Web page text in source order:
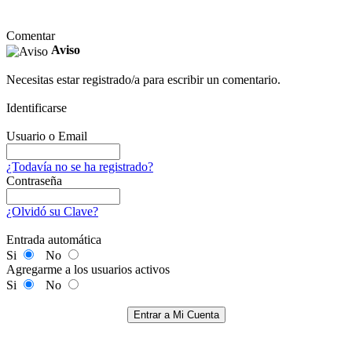
Comentar
Aviso
Necesitas estar registrado/a para escribir un comentario.
Identificarse
Usuario o Email
¿Todavía no se ha registrado?
Contraseña
¿Olvidó su Clave?
Entrada automática
Si
No
Agregarme a los usuarios activos
Si
No
Entrar a Mi Cuenta